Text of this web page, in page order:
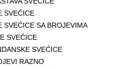
SVEĆICE
SVEĆICE SA BROJEVIMA
SVEĆICE
SVEĆICE
RAZNO